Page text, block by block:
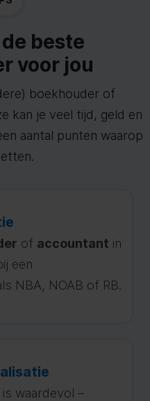
beste
voor jou
boekhouder of
kan je veel tijd, geld en
aantal punten waarop
of accountant in
een
NBA, NOAB of RB.
waardevol –